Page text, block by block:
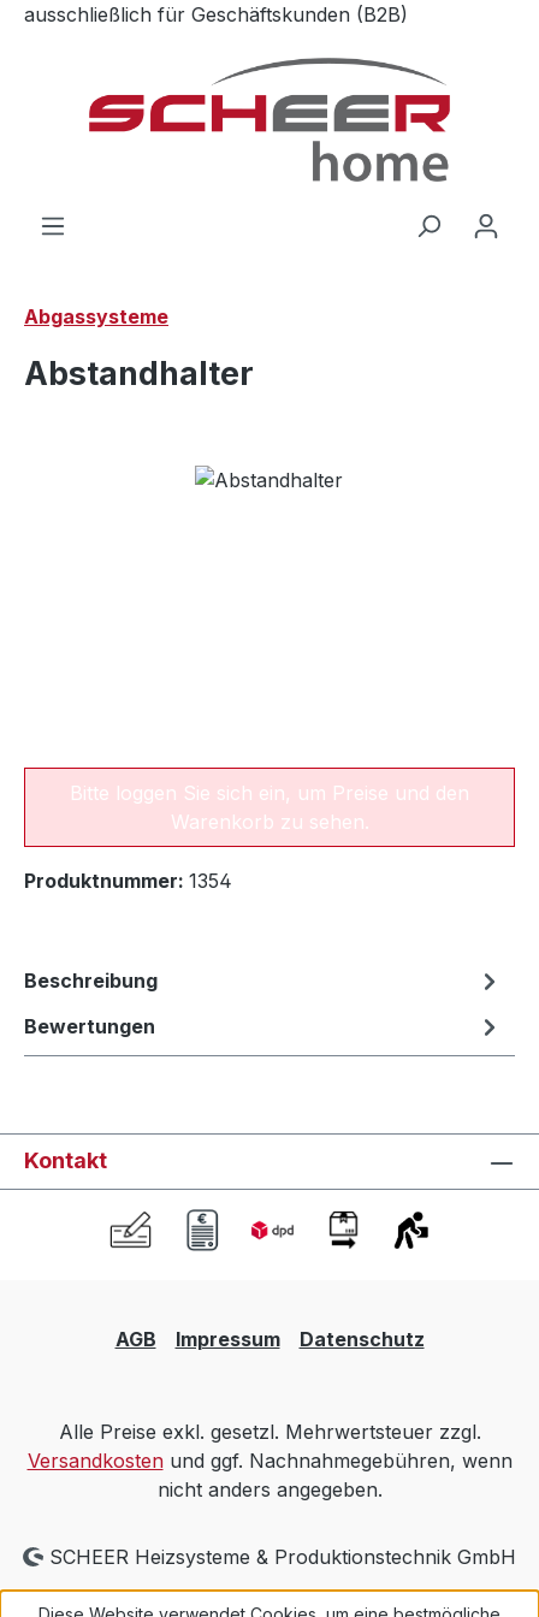
Zum Hauptinhalt springen
ausschließlich für Geschäftskunden (B2B)
Abgassysteme
Abstandhalter
Bildergalerie überspringen
Bitte loggen Sie sich ein, um Preise und den
Warenkorb zu sehen.
Produktnummer: 1354
Beschreibung
Bewertungen
Kontakt
AGB Impressum Datenschutz
Alle Preise exkl. gesetzl. Mehrwertsteuer zzgl.
Versandkostenund ggf. Nachnahmegebühren, wenn
nicht anders angegeben.
SCHEER Heizsysteme & Produktionstechnik GmbH